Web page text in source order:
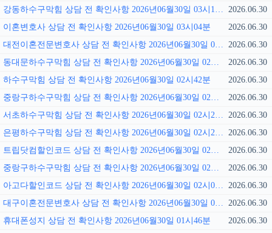
강동하수구막힘 상담 전 확인사항 2026년06월30일 03시11분 2026.06.30
이혼변호사 상담 전 확인사항 2026년06월30일 03시04분
2026.06.30
대전이혼전문변호사 상담 전 확인사항 2026년06월30일 02시56분 2026.06.30
동대문하수구막힘 상담 전 확인사항 2026년06월30일 02시49분
2026.06.30
하수구막힘 상담 전 확인사항 2026년06월30일 02시42분
2026.06.30
중랑구하수구막힘 상담 전 확인사항 2026년06월30일 02시36분
2026.06.30
서초하수구막힘 상담 전 확인사항 2026년06월30일 02시29분 2026.06.30
은평하수구막힘 상담 전 확인사항 2026년06월30일 02시21분 2026.06.30
트립닷컴할인코드 상담 전 확인사항 2026년06월30일 02시14분
2026.06.30
중랑구하수구막힘 상담 전 확인사항 2026년06월30일 02시07분
2026.06.30
아고다할인코드 상담 전 확인사항 2026년06월30일 02시01분 2026.06.30
대구이혼전문변호사 상담 전 확인사항 2026년06월30일 01시55분 2026.06.30
휴대폰성지 상담 전 확인사항 2026년06월30일 01시46분
2026.06.30